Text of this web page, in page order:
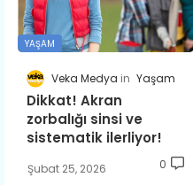
YAŞAM
Veka Medya Yaşam
Dikkat! Akran
zorbalığı sinsi ve
sistematik ilerliyor!
Şubat 25, 2026 0